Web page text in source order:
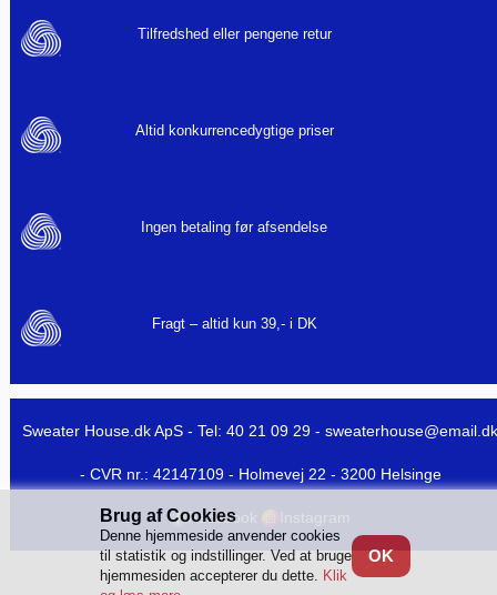
Tilfredshed eller pengene retur
Altid konkurrencedygtige priser
Ingen betaling før afsendelse
Fragt – altid kun 39,- i DK
Brug af Cookies
OK
Denne hjemmeside anvender cookies
til statistik og indstillinger. Ved at bruge
hjemmesiden accepterer du dette. Klik
Sweater House.dk ApS - Tel: 40 21 09 29 -
- CVR nr.: 42147109 - Holmevej 22 - 3200 Helsinge
Facebook Instagram